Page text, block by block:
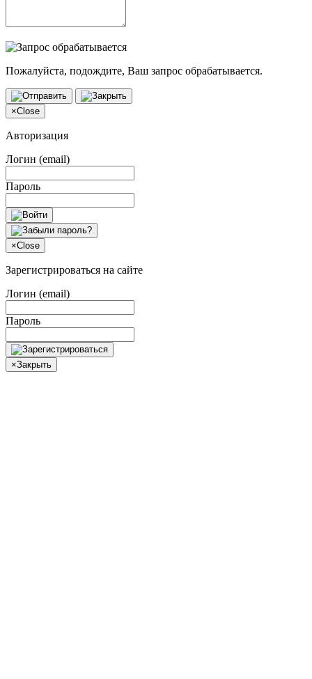
Пожалуйста, подождите, Ваш запрос обрабатывается.
×Close
Авторизация
Логин (email)
Пароль
×Close
Зарегистрироваться на сайте
Логин (email)
Пароль
×Закрыть